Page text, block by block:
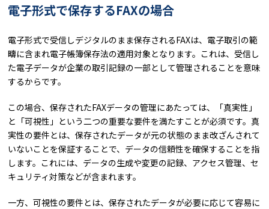
電子形式で保存するFAXの場合
電子形式で受信しデジタルのまま保存されるFAXは、電子取引の範
疇に含まれ電子帳簿保存法の適用対象となります。これは、受信し
た電子データが企業の取引記録の一部として管理されることを意味
するからです。
この場合、保存されたFAXデータの管理にあたっては、「真実性」
と「可視性」という二つの重要な要件を満たすことが必須です。真
実性の要件とは、保存されたデータが元の状態のまま改ざんされて
いないことを保証することで、データの信頼性を確保することを指
します。これには、データの生成や変更の記録、アクセス管理、セ
キュリティ対策などが含まれます。
一方、可視性の要件とは、保存されたデータが必要に応じて容易に